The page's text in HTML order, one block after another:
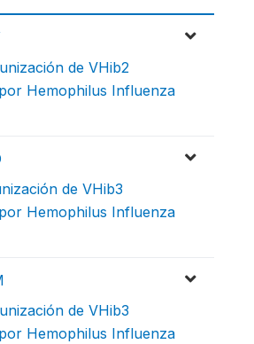
de VHib2
Hemophilus Influenza
de VHib3
Hemophilus Influenza
de VHib3
Hemophilus Influenza